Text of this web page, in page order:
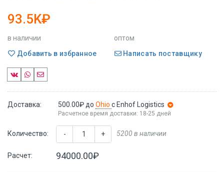
93.5K₽
в наличии
оптом
Добавить в избранное
Написать поставщику
Доставка: 500.00₽ до Ohio с Enhof Logistics
Расчетное время доставки: 18-25 дней
Количество: - + 5200 в наличии
Расчет: 94000.00₽